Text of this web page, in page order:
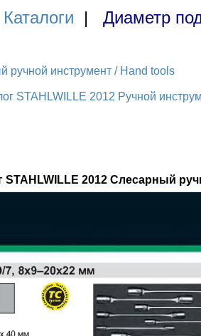
Каталоги | Диаметр
ручной инструмент / Hand tools
STAHLWILLE 2012 Ручной
STAHLWILLE 2012 Слесарный